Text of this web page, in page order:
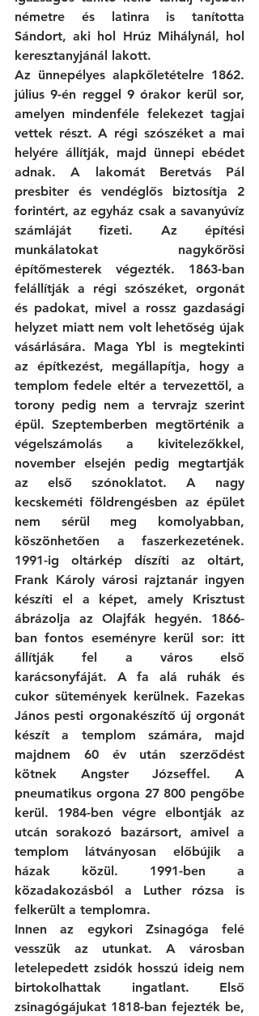
németre és latinra is tanította
Sándort, aki hol Hrúz Mihálynál, hol
keresztanyjánál lakott.
Az ünnepélyes alapkőletételre 1862.
július 9-én reggel 9 órakor kerül sor,
amelyen mindenféle felekezet tagjai
vettek részt. A régi szószéket a mai
helyére állítják, majd ünnepi ebédet
adnak. A lakomát Beretvás Pál
presbiter és vendéglős biztosítja 2
forintért, az egyház csak a savanyúvíz
számláját fizeti. Az építési
munkálatokat nagykőrösi
építőmesterek végezték. 1863-ban
felállítják a régi szószéket, orgonát
és padokat, mivel a rossz gazdasági
helyzet miatt nem volt lehetőség újak
vásárlására. Maga Ybl is megtekinti
az építkezést, megállapítja, hogy a
templom fedele eltér a tervezettől, a
torony pedig nem a tervrajz szerint
épül. Szeptemberben megtörténik a
végelszámolás a kivitelezőkkel,
november elsején pedig megtartják
az első szónoklatot. A nagy
kecskeméti földrengésben az épület
nem sérül meg komolyabban,
köszönhetően a faszerkezetének.
1991-ig oltárkép díszíti az oltárt,
Frank Károly városi rajztanár ingyen
készíti el a képet, amely Krisztust
ábrázolja az Olajfák hegyén. 1866-
ban fontos eseményre kerül sor: itt
állítják fel a város első
karácsonyfáját. A fa alá ruhák és
cukor sütemények kerülnek. Fazekas
János pesti orgonakészítő új orgonát
készít a templom számára, majd
majdnem 60 év után szerződést
kötnek Angster Józseffel. A
pneumatikus orgona 27 800 pengőbe
kerül. 1984-ben végre elbontják az
utcán sorakozó bazársort, amivel a
templom látványosan előbújik a
házak közül. 1991-ben a
közadakozásból a Luther rózsa is
felkerült a templomra.
Innen az egykori Zsinagóga felé
vesszük az utunkat. A városban
letelepedett zsidók hosszú ideig nem
birtokolhattak ingatlant. Első
zsinagógájukat 1818-ban fejezték be,